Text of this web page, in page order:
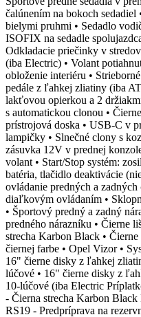
čalúnením na bokoch sedadiel
bielymi pruhmi • Sedadlo
ISOFIX na sedadle
Odkladacie priečinky v
(iba Electric) • Volant
obloženie interiéru •
pedále z ľahkej zliatiny (iba
lakťovou opierkou a 2
s automatickou clonou •
prístrojová doska • USB-C v
lampičky • Slnečné clony s
zásuvka 12V v prednej
volant • Start/Stop systém:
batéria, tlačidlo deaktivácie
ovládanie predných a
diaľkovým ovládaním •
• Športový predný a zadný
predného nárazníku • Čierne
strecha Karbon Black •
čiernej farbe • Opel Vizor •
16" čierne disky z ľahkej
lúčové • 16" čierne disky z
10-lúčové (iba Electric
- Čierna strecha Karbon
RS19 - Predpríprava na